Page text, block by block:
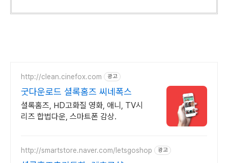
http://clean.cinefox.com 광고
굿다운로드 셜록홈즈 씨네폭스
셜록홈즈, HD고화질 영화, 애니, TV시
리즈 합법다운, 스마트폰 감상.
http://smartstore.naver.com/letsgoshop 광고